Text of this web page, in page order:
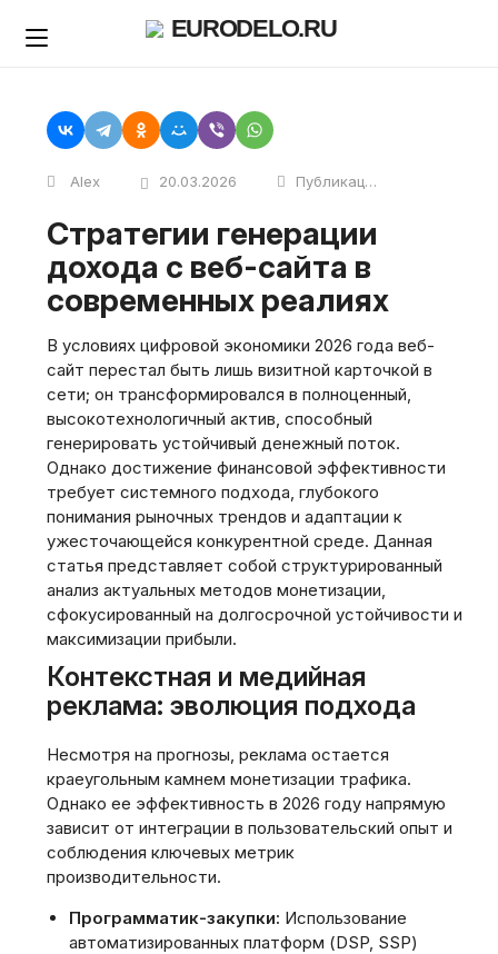
EURODELO.RU
Alex 20.03.2026 Публикации
Стратегии генерации
дохода с веб-сайта в
современных реалиях
В условиях цифровой экономики 2026 года веб-
сайт перестал быть лишь визитной карточкой в
сети; он трансформировался в полноценный,
высокотехнологичный актив, способный
генерировать устойчивый денежный поток.
Однако достижение финансовой эффективности
требует системного подхода, глубокого
понимания рыночных трендов и адаптации к
ужесточающейся конкурентной среде. Данная
статья представляет собой структурированный
анализ актуальных методов монетизации,
сфокусированный на долгосрочной устойчивости и
максимизации прибыли.
Контекстная и медийная
реклама: эволюция подхода
Несмотря на прогнозы, реклама остается
краеугольным камнем монетизации трафика.
Однако ее эффективность в 2026 году напрямую
зависит от интеграции в пользовательский опыт и
соблюдения ключевых метрик
производительности.
Программатик-закупки: Использование
автоматизированных платформ (DSP, SSP)